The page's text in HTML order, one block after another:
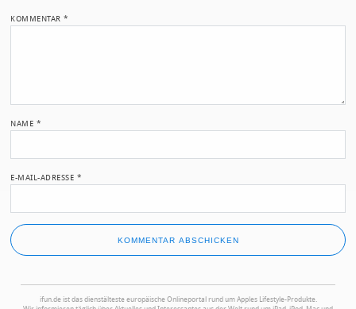
KOMMENTAR*
NAME *
E-MAIL-ADRESSE *
ifun.de ist das dienstälteste europäische Onlineportal rund um Apples Lifestyle-Produkte.